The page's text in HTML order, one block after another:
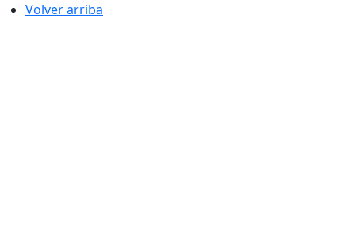
Volver arriba